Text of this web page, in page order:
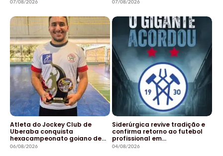
07/08/2026 07/08/2026
Atleta do Jockey Club de
Uberaba conquista
hexacampeonato goiano de…
06/08/2026
Siderúrgica revive tradição e
confirma retorno ao futebol
profissional em…
04/08/2026